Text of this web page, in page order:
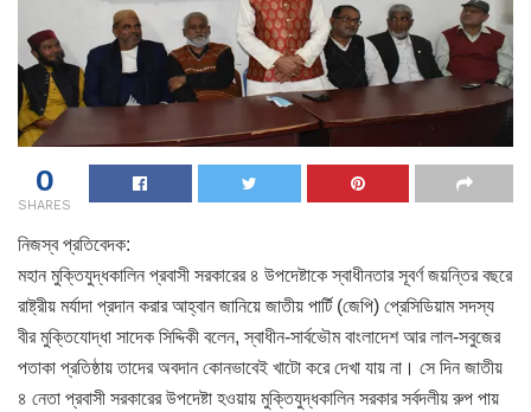
0
SHARES
নিজস্ব প্রতিবেদক:
মহান মুক্তিযুদ্ধকালিন প্রবাসী সরকারের ৪ উপদেষ্টাকে স্বাধীনতার সূবর্ণ জয়ন্তির বছরে
রাষ্ট্রীয় মর্যাদা প্রদান করার আহ্বান জানিয়ে জাতীয় পার্টি (জেপি) প্রেসিডিয়াম সদস্য
বীর মুক্তিযোদ্ধা সাদেক সিদ্দিকী বলেন, স্বাধীন-সার্বভৌম বাংলাদেশ আর লাল-সবুজের
পতাকা প্রতিষ্ঠায় তাদের অবদান কোনভাবেই খাটো করে দেখা যায় না। সে দিন জাতীয়
৪ নেতা প্রবাসী সরকারের উপদেষ্টা হওয়ায় মুক্তিযুদ্ধকালিন সরকার সর্বদলীয় রুপ পায়